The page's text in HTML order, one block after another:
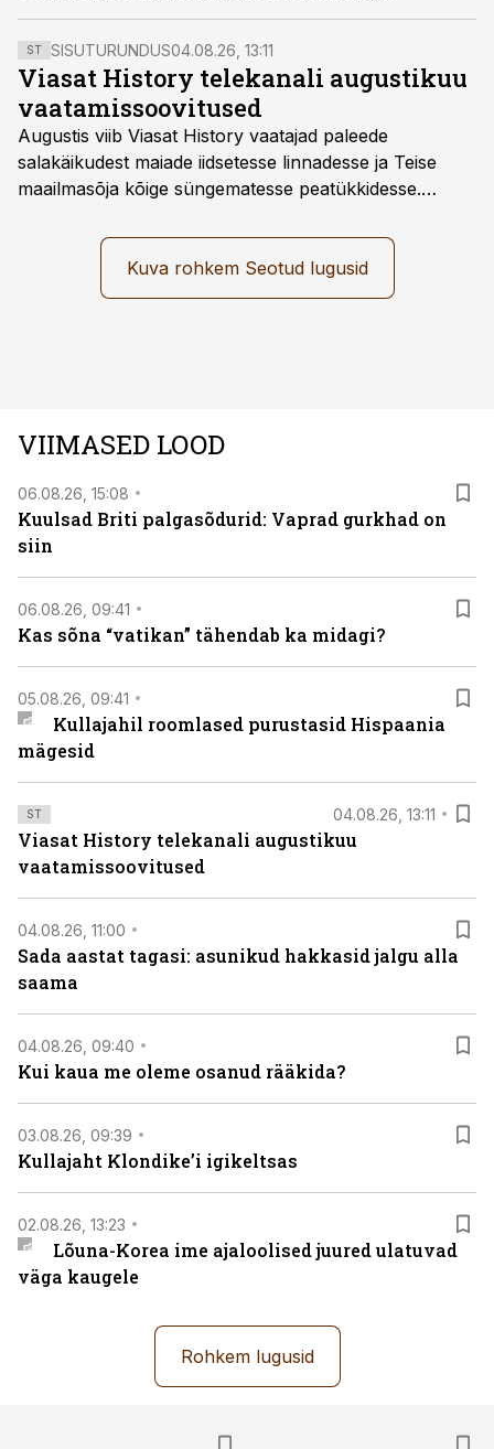
soovmõtlemine.
ST SISUTURUNDUS04.08.26, 13:11
Viasat History telekanali augustikuu
vaatamissoovitused
Augustis viib Viasat History vaatajad paleede
salakäikudest maiade iidsetesse linnadesse ja Teise
maailmasõja kõige süngematesse peatükkidesse.
avastused ning seni nägemata kaadrid Kolmanda riigi
argielust avavad ajaloo tuntud sündmused täiesti uuest
vaatenurgast. Viasat History on saadaval kõikide Eesti
Kuva rohkem Seotud lugusid
VIIMASED LOOD
06.08.26, 15:08
Kuulsad Briti palgasõdurid: Vaprad gurkhad on
siin
06.08.26, 09:41
Kas sõna “vatikan” tähendab ka midagi?
05.08.26, 09:41
Kullajahil roomlased purustasid Hispaania
mägesid
ST 04.08.26, 13:11
Viasat History telekanali augustikuu
vaatamissoovitused
04.08.26, 11:00
Sada aastat tagasi: asunikud hakkasid jalgu alla
saama
04.08.26, 09:40
Kui kaua me oleme osanud rääkida?
03.08.26, 09:39
Kullajaht Klondike’i igikeltsas
02.08.26, 13:23
Lõuna-Korea ime ajaloolised juured ulatuvad
väga kaugele
Rohkem lugusid